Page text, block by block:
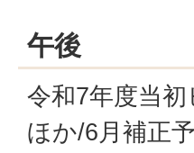
午後
令和7年度当
ほか/6月補正